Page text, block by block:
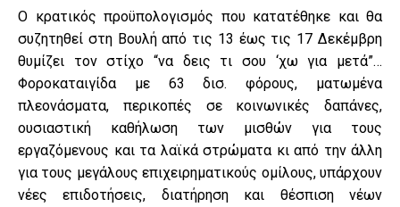
Ο κρατικός προϋπολογισμός που κατατέθηκε και θα
συζητηθεί στη Βουλή από τις 13 έως τις 17 Δεκέμβρη
θυμίζει τον στίχο “να δεις τι σου ‘χω για μετά”…
Φοροκαταιγίδα με 63 δισ. φόρους, ματωμένα
πλεονάσματα, περικοπές σε κοινωνικές δαπάνες,
ουσιαστική καθήλωση των μισθών για τους
εργαζόμενους και τα λαϊκά στρώματα κι από την άλλη
για τους μεγάλους επιχειρηματικούς ομίλους, υπάρχουν
νέες επιδοτήσεις, διατήρηση και θέσπιση νέων